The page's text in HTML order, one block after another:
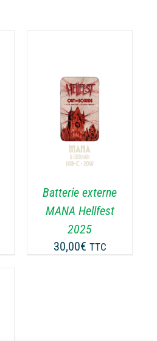
Batterie externe
MANA Hellfest
2025
30,00€ TTC